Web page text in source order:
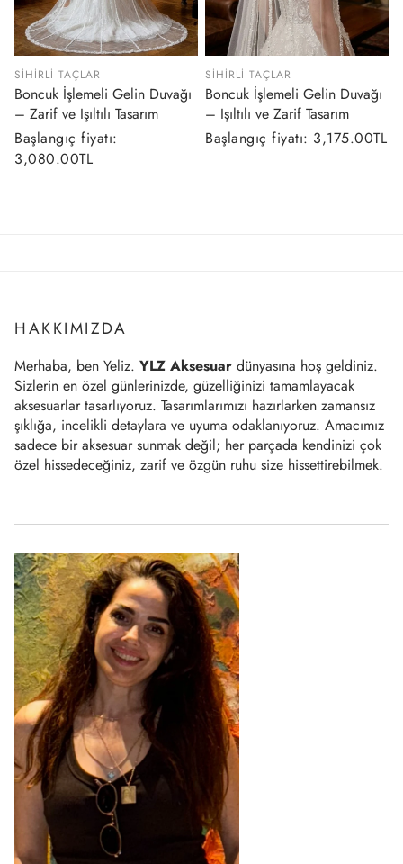
SIHIRLI TAÇLAR
Boncuk İşlemeli Gelin Duvağı
– Zarif ve Işıltılı Tasarım
Normal
fiyat
Başlangıç fiyatı:
3,080.00TL
SIHIRLI TAÇLAR
Boncuk İşlemeli Gelin Duvağı
– Işıltılı ve Zarif Tasarım
Normal
Başlangıç fiyatı: 3,175.00TL
HAKKIMIZDA
Merhaba, ben Yeliz. YLZ Aksesuar dünyasına hoş geldiniz.
Sizlerin en özel günlerinizde, güzelliğinizi tamamlayacak
aksesuarlar tasarlıyoruz. Tasarımlarımızı hazırlarken zamansız
şıklığa, incelikli detaylara ve uyuma odaklanıyoruz. Amacımız
sadece bir aksesuar sunmak değil; her parçada kendinizi çok
özel hissedeceğiniz, zarif ve özgün ruhu size hissettirebilmek.